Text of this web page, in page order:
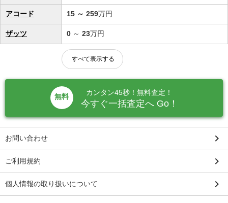
アコード 15 ～ 259万円
ザッツ 0 ～ 23万円
すべて表示する
無料
カンタン45秒！無料査定！
今すぐ一括査定へ Go！
お問い合わせ keyboard_arrow_right
ご利用規約 keyboard_arrow_right
個人情報の取り扱いについて keyboard_arrow_right